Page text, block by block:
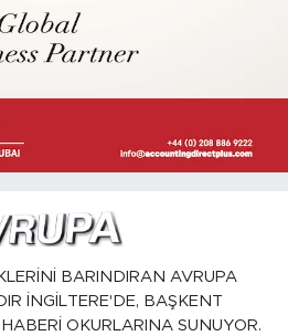
BARINDIRAN AVRUPA
İNGİLTERE'DE, BAŞKENT
OKURLARINA SUNUYOR.